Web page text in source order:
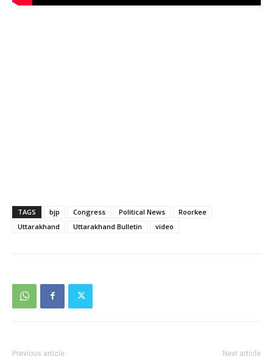
TAGS bjp Congress Political News
Roorkee
Uttarakhand
Uttarakhand Bulletin video
Previous article Next article